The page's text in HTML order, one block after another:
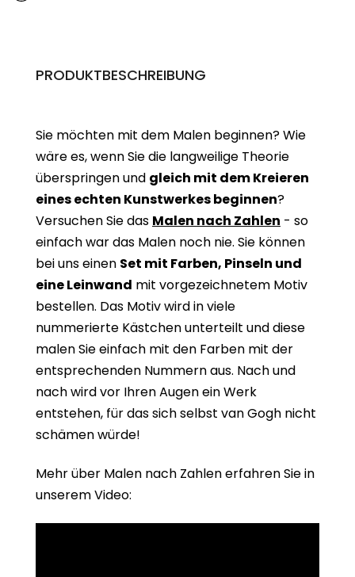
PRODUKTBESCHREIBUNG
Sie möchten mit dem Malen beginnen? Wie
wäre es, wenn Sie die langweilige Theorie
überspringen und gleich mit dem Kreieren
eines echten Kunstwerkes beginnen?
Versuchen Sie das Malen nach Zahlen - so
einfach war das Malen noch nie. Sie können
bei uns einen Set mit Farben, Pinseln und
eine Leinwand mit vorgezeichnetem Motiv
bestellen. Das Motiv wird in viele
nummerierte Kästchen unterteilt und diese
malen Sie einfach mit den Farben mit der
entsprechenden Nummern aus. Nach und
nach wird vor Ihren Augen ein Werk
entstehen, für das sich selbst van Gogh nicht
schämen würde!
Mehr über Malen nach Zahlen erfahren Sie in
unserem Video: